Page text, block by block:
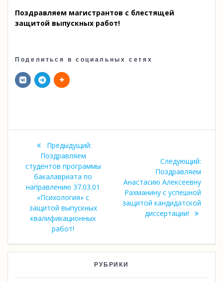
Поздравляем магистрантов с блестящей
защитой выпускных работ!
Поделиться в социальных сетях
Навигация
по
записям
Предыдущий:Предыдущая
Поздравляем
студентов программы
бакалавриата по
направлению 37.03.01
«Психология» с
защитой выпускных
квалификационных
работ!
Следующий:
Поздравляем
Анастасию Алексеевну
Рахманину с успешной
защитой кандидатской
диссертации!
РУБРИКИ